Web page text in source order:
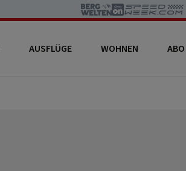
AUSFLÜGE WOHNEN ABO